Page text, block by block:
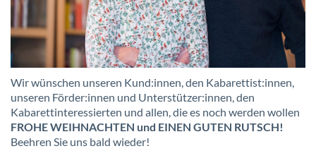
Wir wünschen unseren Kund:innen, den Kabarettist:innen,
unseren Förder:innen und Unterstützer:innen, den
Kabarettinteressierten und allen, die es noch werden wollen
FROHE WEIHNACHTEN und EINEN GUTEN RUTSCH!
Beehren Sie uns bald wieder!